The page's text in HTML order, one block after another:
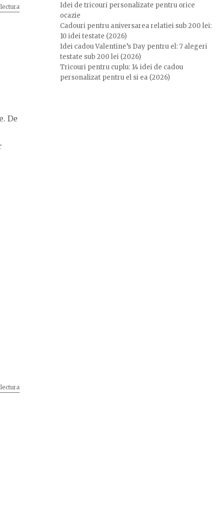
„Matematica, bat-o vina!”
De
Idei de tricouri personalizate pentru orice
ocazie
Cadouri pentru aniversarea relatiei sub 200 lei:
10 idei testate (2026)
Idei cadou Valentine’s Day pentru el: 7 alegeri
testate sub 200 lei (2026)
Tricouri pentru cuplu: 14 idei de cadou
personalizat pentru el si ea (2026)